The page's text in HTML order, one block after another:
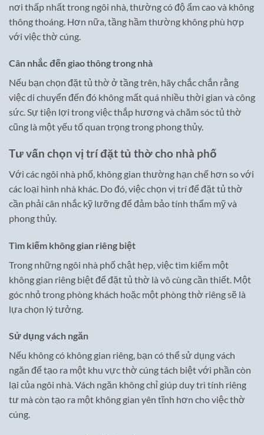
nơi thấp nhất trong ngôi nhà, thường có độ ẩm cao và không
thông thoáng. Hơn nữa, tầng hầm thường không phù hợp
với việc thờ cúng.
Cân nhắc đến giao thông trong nhà
Nếu bạn chọn đặt tủ thờ ở tầng trên, hãy chắc chắn rằng
việc di chuyển đến đó không mất quá nhiều thời gian và công
sức. Sự tiện lợi trong việc thắp hương và chăm sóc tủ thờ
cũng là một yếu tố quan trọng trong phong thủy.
Tư vấn chọn vị trí đặt tủ thờ cho nhà phố
Với các ngôi nhà phố, không gian thường hạn chế hơn so với
các loại hình nhà khác. Do đó, việc chọn vị trí để đặt tủ thờ
cần phải cân nhắc kỹ lưỡng để đảm bảo tính thẩm mỹ và
phong thủy.
Tìm kiếm không gian riêng biệt
Trong những ngôi nhà phố chật hẹp, việc tìm kiếm một
không gian riêng biệt để đặt tủ thờ là vô cùng cần thiết. Một
góc nhỏ trong phòng khách hoặc một phòng thờ riêng sẽ là
lựa chọn lý tưởng.
Sử dụng vách ngăn
Nếu không có không gian riêng, bạn có thể sử dụng vách
ngăn để tạo ra một khu vực thờ cúng tách biệt với phần còn
lại của ngôi nhà. Vách ngăn không chỉ giúp duy trì tính riêng
tư mà còn tạo ra một không gian yên tĩnh hơn cho việc thờ
cúng.